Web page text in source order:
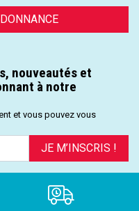
nouveautés et
à notre
et vous pouvez vous
JE M’INSCRIS !